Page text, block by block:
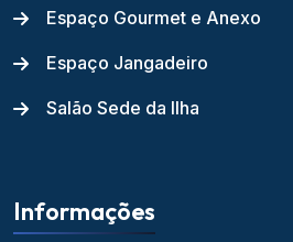
Espaço Gourmet e Anexo
Espaço Jangadeiro
Salão Sede da Ilha
Informações